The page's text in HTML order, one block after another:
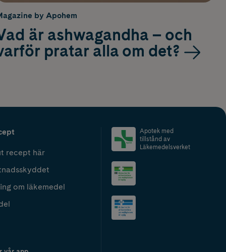
by Apohem
är ashwagandha – och
pratar alla om det?
recept här
om läkemedel
Apotek med
tillstånd av
Läkemedelsverket